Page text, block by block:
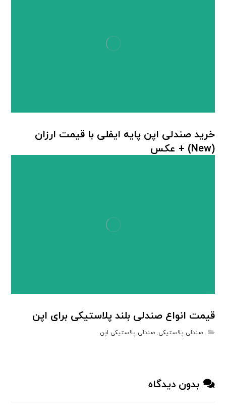
خرید صندلی اپن پایه ایفلی با قیمت ارزان
(New) + عکس
قیمت انواع صندلی بلند پلاستیکی برای اپن
صندلی پلاستیکی,صندلی پلاستیکی اپن
بدون دیدگاه